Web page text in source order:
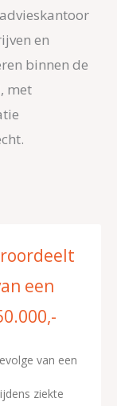
en
binnen de
met
een
van een
ziekte